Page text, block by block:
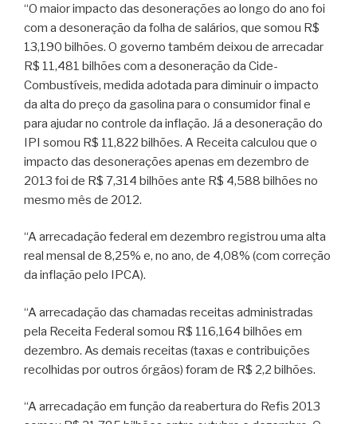
“O maior impacto das desonerações ao longo do ano foi
com a desoneração da folha de salários, que somou R$
13,190 bilhões. O governo também deixou de arrecadar
R$ 11,481 bilhões com a desoneração da Cide-
Combustíveis, medida adotada para diminuir o impacto
da alta do preço da gasolina para o consumidor final e
para ajudar no controle da inflação. Já a desoneração do
IPI somou R$ 11,822 bilhões. A Receita calculou que o
impacto das desonerações apenas em dezembro de
2013 foi de R$ 7,314 bilhões ante R$ 4,588 bilhões no
mesmo mês de 2012.
“A arrecadação federal em dezembro registrou uma alta
real mensal de 8,25% e, no ano, de 4,08% (com correção
da inflação pelo IPCA).
“A arrecadação das chamadas receitas administradas
pela Receita Federal somou R$ 116,164 bilhões em
dezembro. As demais receitas (taxas e contribuições
recolhidas por outros órgãos) foram de R$ 2,2 bilhões.
“A arrecadação em função da reabertura do Refis 2013